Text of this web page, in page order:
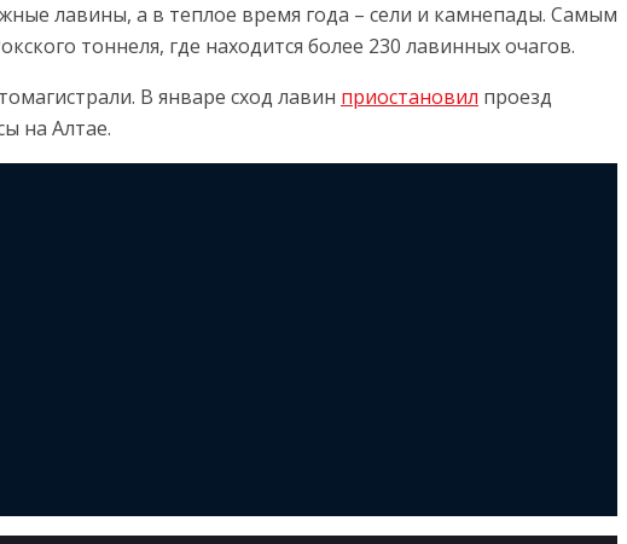
лавины, а в теплое время года – сели и камнепады. Самым
тоннеля, где находится более 230 лавинных очагов.
В январе сход лавин приостановил проезд
на Алтае.